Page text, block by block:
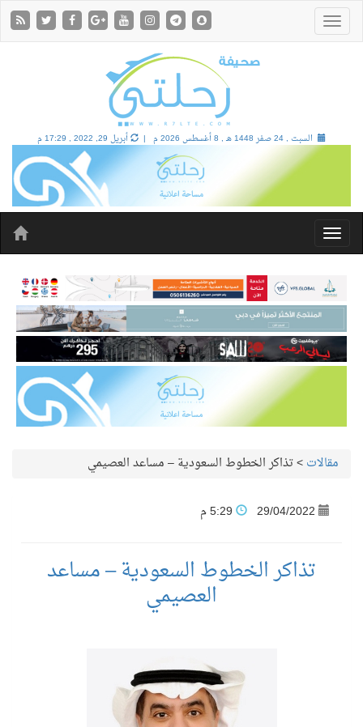
السبت , 24 صفر 1448 هـ , 8 أغسطس 2026 م | أبريل 29, 2022 , 17:29 م
مقالات>تذاكر الخطوط السعودية – مساعد العصيمي
29/04/2022
تذاكر الخطوط السعودية – مساعد
العصيمي